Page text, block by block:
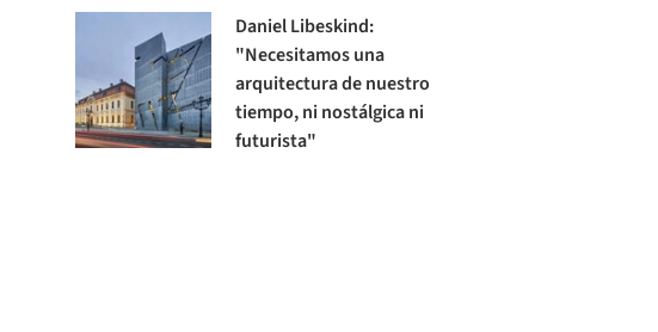
Daniel Libeskind:
"Necesitamos una
arquitectura de nuestro
tiempo, ni nostálgica ni
futurista"